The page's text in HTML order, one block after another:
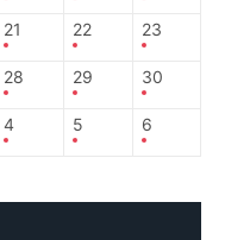
21 22 23
28 29 30
4 5 6